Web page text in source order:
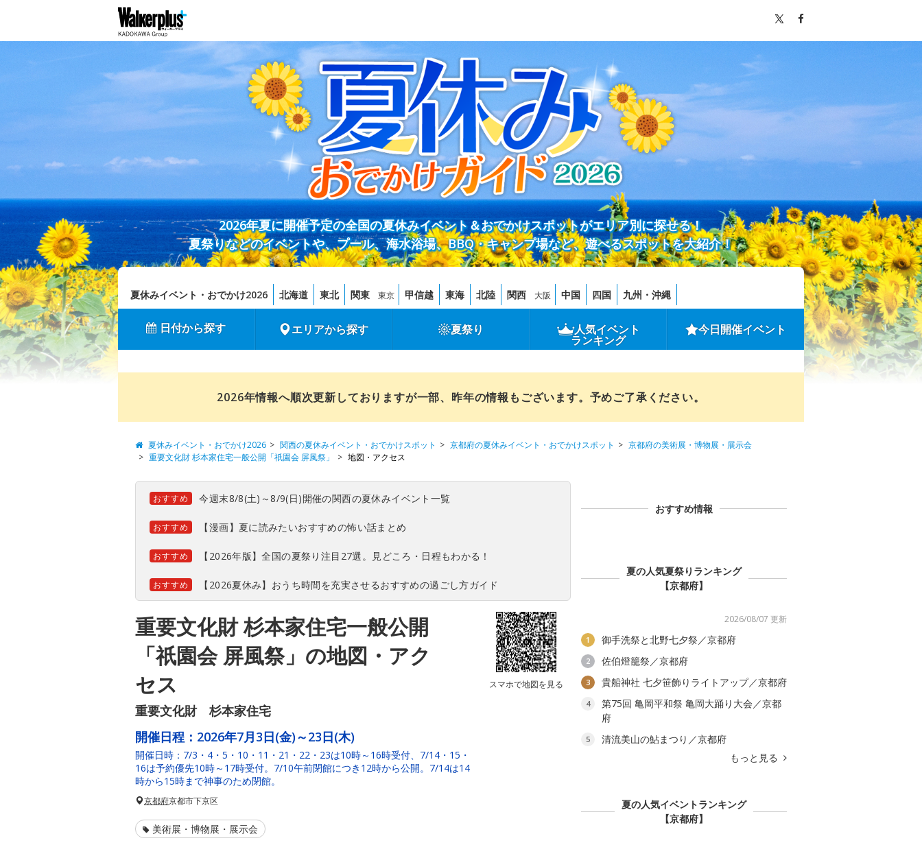
2026年夏に開催予定の全国の夏休みイベント＆おでかけスポットがエリア別に探せる！
夏祭りなどのイベントや、プール、海水浴場、BBQ・キャンプ場など、遊べるスポットを大紹介！
夏休みイベント・おでかけ2026 北海道 東北 関東 東京 甲信越 東海 北陸 関西 大阪 中国 四国 九州・沖縄
日付から探す エリアから探す 夏祭り 人気イベント
ランキング
今日開催イベント
2026年情報へ順次更新しておりますが一部、昨年の情報もございます。予めご了承ください。
夏休みイベント・おでかけ2026 関西の夏休みイベント・おでかけスポット 京都府の夏休みイベント・おでかけスポット
京都府の美術展・博物展・展示会
重要文化財 杉本家住宅一般公開「祇園会 屏風祭」
地図・アクセス
おすすめ 今週末8/8(土)～8/9(日)開催の関西の夏休みイベント一覧
おすすめ 【漫画】夏に読みたいおすすめの怖い話まとめ
おすすめ 【2026年版】全国の夏祭り注目27選。見どころ・日程もわかる！
おすすめ 【2026夏休み】おうち時間を充実させるおすすめの過ごし方ガイド
重要文化財 杉本家住宅一般公開
「祇園会 屏風祭」の地図・アク
セス
重要文化財 杉本家住宅
スマホで地図を見る
開催日程： 2026年7月3日(金)～23日(木)
開催日時：7/3・4・5・10・11・21・22・23は10時～16時受付、7/14・15・
16は予約優先10時～17時受付。7/10午前閉館につき12時から公開。7/14は14
時から15時まで神事のため閉館。
京都府京都市下京区
美術展・博物展・展示会
おすすめ情報
夏の人気夏祭りランキング
【京都府】
2026/08/07 更新
1 御手洗祭と北野七夕祭／京都府
2 佐伯燈籠祭／京都府
3 貴船神社 七夕笹飾りライトアップ／京都府
4
第75回 亀岡平和祭 亀岡大踊り大会／京都
府
5
清流美山の鮎まつり／京都府
もっと見る
夏の人気イベントランキング
【京都府】